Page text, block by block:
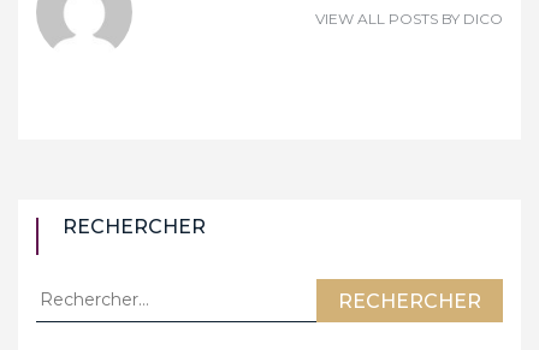
VIEW ALL POSTS BY DICO
RECHERCHER
Rechercher :